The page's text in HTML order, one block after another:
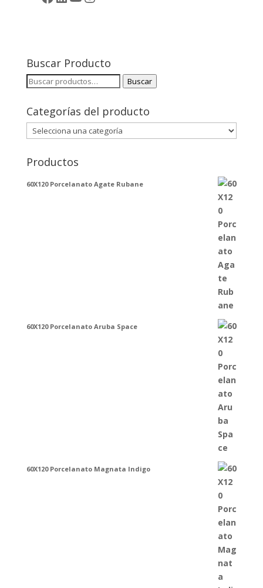
Buscar Producto
Buscar
Buscar
Categorías del producto
Productos
60X120 Porcelanato Agate Rubane
60X120 Porcelanato Aruba Space
60X120 Porcelanato Magnata Indigo